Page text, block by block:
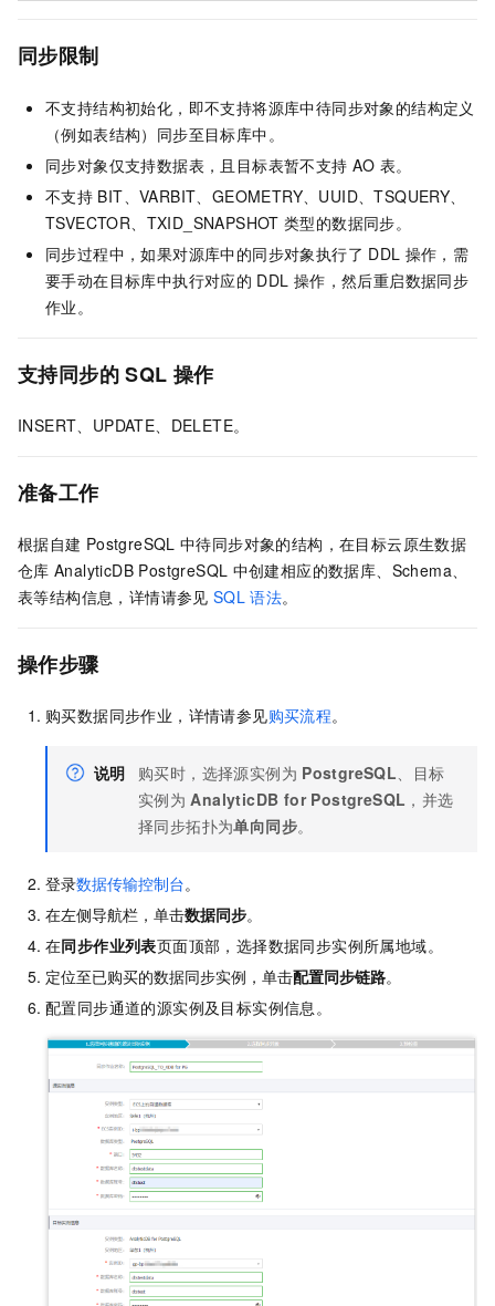
同步限制
不支持结构初始化，即不支持将源库中待同步对象的结构定义
（例如表结构）同步至目标库中。
同步对象仅支持数据表，且目标表暂不支持 AO 表。
不支持 BIT、VARBIT、GEOMETRY、UUID、TSQUERY、
TSVECTOR、TXID_SNAPSHOT 类型的数据同步。
同步过程中，如果对源库中的同步对象执行了 DDL 操作，需
要手动在目标库中执行对应的 DDL 操作，然后重启数据同步
作业。
支持同步的 SQL 操作
INSERT、UPDATE、DELETE。
准备工作
根据自建 PostgreSQL 中待同步对象的结构，在目标云原生数据
仓库 AnalyticDB PostgreSQL 中创建相应的数据库、Schema、
表等结构信息，详情请参见 SQL 语法。
操作步骤
购买数据同步作业，详情请参见购买流程。
说明 购买时，选择源实例为 PostgreSQL 、目标
实例为 AnalyticDB for PostgreSQL ，并选
择同步拓扑为单向同步。
登录数据传输控制台。
在左侧导航栏，单击数据同步。
在同步作业列表页面顶部，选择数据同步实例所属地域。
定位至已购买的数据同步实例，单击配置同步链路。
配置同步通道的源实例及目标实例信息。